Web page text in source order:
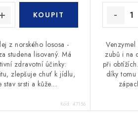
z norského lososa -
studena lisovaný. Má
zdravotní účinky:
zlepšuje chuť k jídlu,
stav srsti a kůže....
Kód: 47156
zubů i na
při
díky